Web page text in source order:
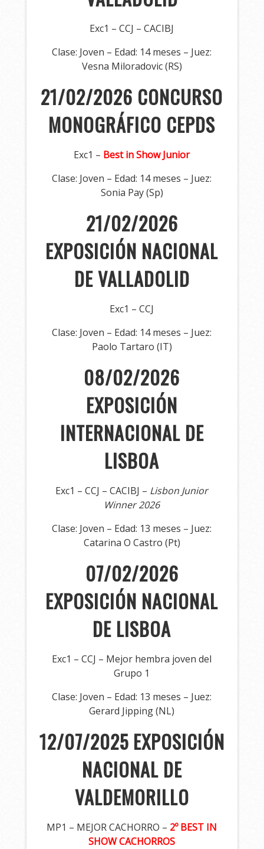
Exc1 – CCJ – CACIBJ
Clase: Joven – Edad: 14 meses – Juez:
Vesna Miloradovic (RS)
21/02/2026 CONCURSO
MONOGRÁFICO CEPDS
Exc1 – Best in Show Junior
Clase: Joven – Edad: 14 meses – Juez:
Sonia Pay (Sp)
21/02/2026
EXPOSICIÓN NACIONAL
DE VALLADOLID
Exc1 – CCJ
Clase: Joven – Edad: 14 meses – Juez:
Paolo Tartaro (IT)
08/02/2026
EXPOSICIÓN
INTERNACIONAL DE
LISBOA
Exc1 – CCJ – CACIBJ – Lisbon Junior
Winner 2026
Clase: Joven – Edad: 13 meses – Juez:
Catarina O Castro (Pt)
07/02/2026
EXPOSICIÓN NACIONAL
DE LISBOA
Exc1 – CCJ – Mejor hembra joven del
Grupo 1
Clase: Joven – Edad: 13 meses – Juez:
Gerard Jipping (NL)
12/07/2025 EXPOSICIÓN
NACIONAL DE
VALDEMORILLO
MP1 – MEJOR CACHORRO – 2º BEST IN
SHOW CACHORROS